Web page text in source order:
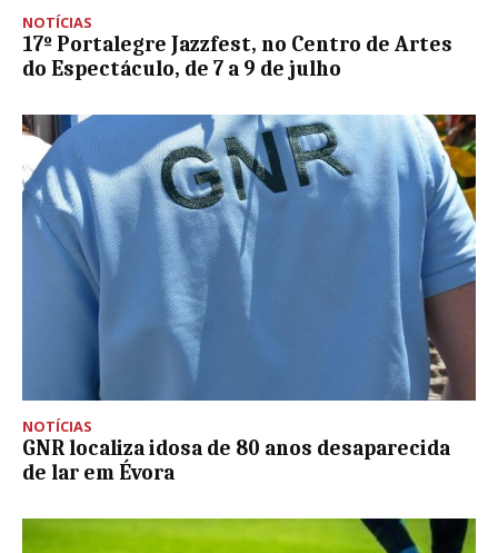
NOTÍCIAS
17º Portalegre Jazzfest, no Centro de Artes
do Espectáculo, de 7 a 9 de julho
NOTÍCIAS
GNR localiza idosa de 80 anos desaparecida
de lar em Évora